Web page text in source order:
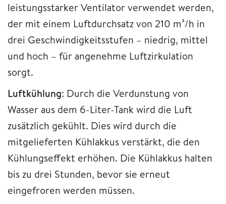
leistungsstarker Ventilator verwendet werden,
der mit einem Luftdurchsatz von 210 m³/h in
drei Geschwindigkeitsstufen – niedrig, mittel
und hoch – für angenehme Luftzirkulation
sorgt.
Luftkühlung: Durch die Verdunstung von
Wasser aus dem 6-Liter-Tank wird die Luft
zusätzlich gekühlt. Dies wird durch die
mitgelieferten Kühlakkus verstärkt, die den
Kühlungseffekt erhöhen. Die Kühlakkus halten
bis zu drei Stunden, bevor sie erneut
eingefroren werden müssen.